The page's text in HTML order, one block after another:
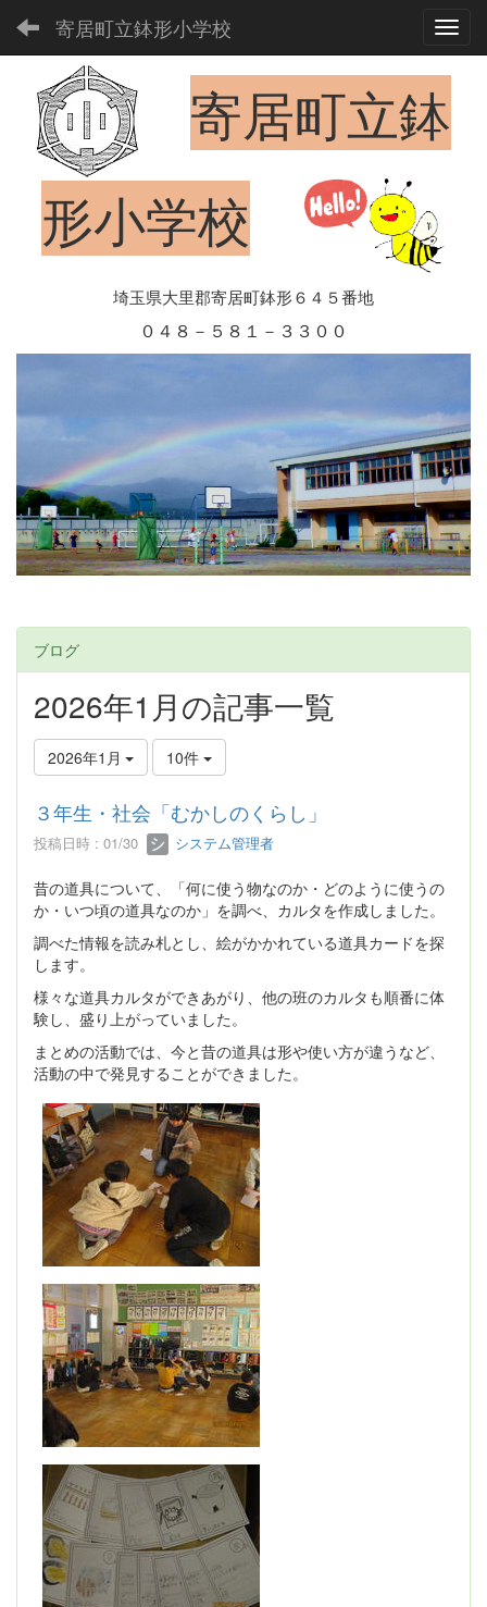
寄居町立鉢形小学校
寄居町立鉢
形小学校
埼玉県大里郡寄居町鉢形６４５番地
０４８－５８１－３３００
ブログ
2026年1月の記事一覧
2026年1月 10件
３年生・社会「むかしのくらし」
投稿日時 : 01/30 システム管理者
昔の道具について、「何に使う物なのか・どのように使うの
か・いつ頃の道具なのか」を調べ、カルタを作成しました。
調べた情報を読み札とし、絵がかかれている道具カードを探
します。
様々な道具カルタができあがり、他の班のカルタも順番に体
験し、盛り上がっていました。
まとめの活動では、今と昔の道具は形や使い方が違うなど、
活動の中で発見することができました。